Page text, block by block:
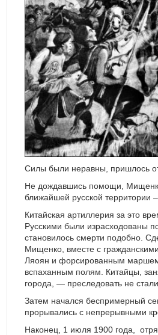
Cилы были неравны, пришлось
Не дождавшись помощи,
ближайшей русской территории –
Китайская артиллерия за это
Русскими были израсходованы
становилось смерти подобно.
Мищенко, вместе с
Ляоян и форсированным
вспаханным полям. Китайцы,
города, — преследовать не стали.
Затем начался беспримерный
прорывались с непрерывными
Наконец, 1 июля 1900 года,